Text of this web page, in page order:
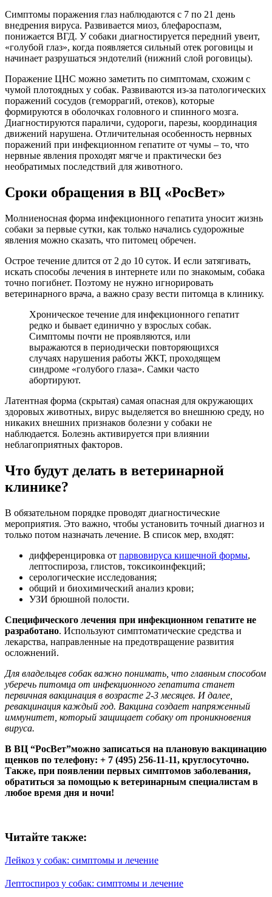
Симптомы поражения глаз наблюдаются с 7 по 21 день
внедрения вируса. Развивается миоз, блефароспазм,
понижается ВГД. У собаки диагностируется передний увеит,
«голубой глаз», когда появляется сильный отек роговицы и
начинает разрушаться эндотелий (нижний слой роговицы).
Поражение ЦНС можно заметить по симптомам, схожим с
чумой плотоядных у собак. Развиваются из-за патологических
поражений сосудов (геморрагий, отеков), которые
формируются в оболочках головного и спинного мозга.
Диагностируются параличи, судороги, парезы, координация
движений нарушена. Отличительная особенность нервных
поражений при инфекционном гепатите от чумы – то, что
нервные явления проходят мягче и практически без
необратимых последствий для животного.
Сроки обращения в ВЦ «РосВет»
Молниеносная форма инфекционного гепатита уносит жизнь
собаки за первые сутки, как только начались судорожные
явления можно сказать, что питомец обречен.
Острое течение длится от 2 до 10 суток. И если затягивать,
искать способы лечения в интернете или по знакомым, собака
точно погибнет. Поэтому не нужно игнорировать
ветеринарного врача, а важно сразу вести питомца в клинику.
Хроническое течение для инфекционного гепатит
редко и бывает единично у взрослых собак.
Симптомы почти не проявляются, или
выражаются в периодически повторяющихся
случаях нарушения работы ЖКТ, проходящем
синдроме «голубого глаза». Самки часто
абортируют.
Латентная форма (скрытая) самая опасная для окружающих
здоровых животных, вирус выделяется во внешнюю среду, но
никаких внешних признаков болезни у собаки не
наблюдается. Болезнь активируется при влиянии
неблагоприятных факторов.
Что будут делать в ветеринарной
клинике?
В обязательном порядке проводят диагностические
мероприятия. Это важно, чтобы установить точный диагноз и
только потом назначать лечение. В список мер, входят:
дифференцировка от парвовируса кишечной формы,
лептоспироза, глистов, токсикоинфекций;
серологические исследования;
общий и биохимический анализ крови;
УЗИ брюшной полости.
Специфического лечения при инфекционном гепатите не
разработано. Используют симптоматические средства и
лекарства, направленные на предотвращение развития
осложнений.
Для владельцев собак важно понимать, что главным способом
уберечь питомца от инфекционного гепатита станет
первичная вакцинация в возрасте 2-3 месяцев. И далее,
ревакцинация каждый год. Вакцина создает напряженный
иммунитет, который защищает собаку от проникновения
вируса.
В ВЦ “РосВет”можно записаться на плановую вакцинацию
щенков по телефону: + 7 (495) 256-11-11, круглосуточно.
Также, при появлении первых симптомов заболевания,
обратиться за помощью к ветеринарным специалистам в
любое время дня и ночи!
Читайте также:
Лейкоз у собак: симптомы и лечение
Лептоспироз у собак: симптомы и лечение